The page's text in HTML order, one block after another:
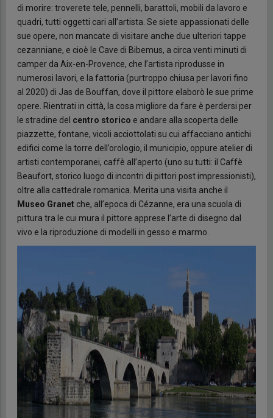
di morire: troverete tele, pennelli, barattoli, mobili da lavoro e
quadri, tutti oggetti cari all’artista. Se siete appassionati delle
sue opere, non mancate di visitare anche due ulteriori tappe
cezanniane, e cioè le Cave di Bibemus, a circa venti minuti di
camper da Aix-en-Provence, che l’artista riprodusse in
numerosi lavori, e la fattoria (purtroppo chiusa per lavori fino
al 2020) di Jas de Bouffan, dove il pittore elaborò le sue prime
opere. Rientrati in città, la cosa migliore da fare è perdersi per
le stradine del centro storico e andare alla scoperta delle
piazzette, fontane, vicoli acciottolati su cui affacciano antichi
edifici come la torre dell’orologio, il municipio, oppure atelier di
artisti contemporanei, caffè all’aperto (uno su tutti: il Caffè
Beaufort, storico luogo di incontri di pittori post impressionisti),
oltre alla cattedrale romanica. Merita una visita anche il
Museo Granet che, all’epoca di Cézanne, era una scuola di
pittura tra le cui mura il pittore apprese l’arte di disegno dal
vivo e la riproduzione di modelli in gesso e marmo.